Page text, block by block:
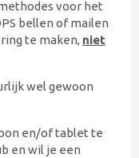
voor het
bellen of mailen
te maken, niet
wel gewoon
en/of tablet te
en wil je een